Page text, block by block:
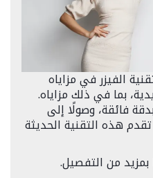
الفيزر في مزاياه
بما في ذلك مزاياه.
فائقة، وصولًا إلى
هذه التقنية الحديثة
من التفصيل.